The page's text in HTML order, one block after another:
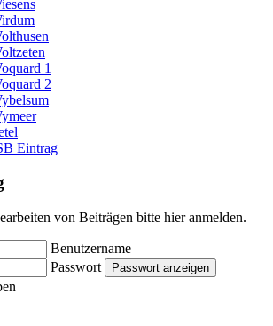
1
2
Eintrag
von Beiträgen bitte hier anmelden.
Benutzername
Passwort
Passwort anzeigen